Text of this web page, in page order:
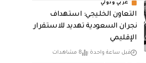
عربي ودولي
التعاون الخليجي: استهداف
نجران السعودية تهديد للاستقرار
الإقليمي
قبل ساعة واحدة 8 مشاهدات